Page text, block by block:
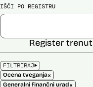
IŠČI PO REGISTRU
FILTRIRAJ
Ocena tveganja×
Generalni finančni urad×
Register